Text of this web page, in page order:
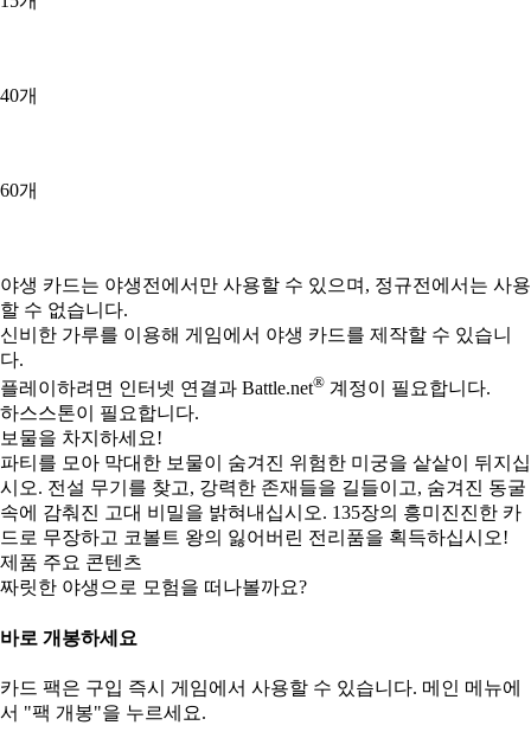
40개
60개
Available actions
야생 카드는 야생전에서만 사용할 수 있으며, 정규전에서는 사용
할 수 없습니다.
신비한 가루를 이용해 게임에서 야생 카드를 제작할 수 있습니
다.
플레이하려면 인터넷 연결과 Battle.net® 계정이 필요합니다.
하스스톤이 필요합니다.
보물을 차지하세요!
파티를 모아 막대한 보물이 숨겨진 위험한 미궁을 샅샅이 뒤지십
시오. 전설 무기를 찾고, 강력한 존재들을 길들이고, 숨겨진 동굴
속에 감춰진 고대 비밀을 밝혀내십시오. 135장의 흥미진진한 카
드로 무장하고 코볼트 왕의 잃어버린 전리품을 획득하십시오!
제품 주요 콘텐츠
짜릿한 야생으로 모험을 떠나볼까요?
바로 개봉하세요
카드 팩은 구입 즉시 게임에서 사용할 수 있습니다. 메인 메뉴에
서 "팩 개봉"을 누르세요.